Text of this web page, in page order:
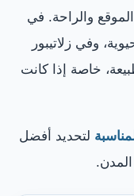
والراحة. في
وفي زلاتيبور
خاصة إذا كانت
لتحديد أفضل
المدن.